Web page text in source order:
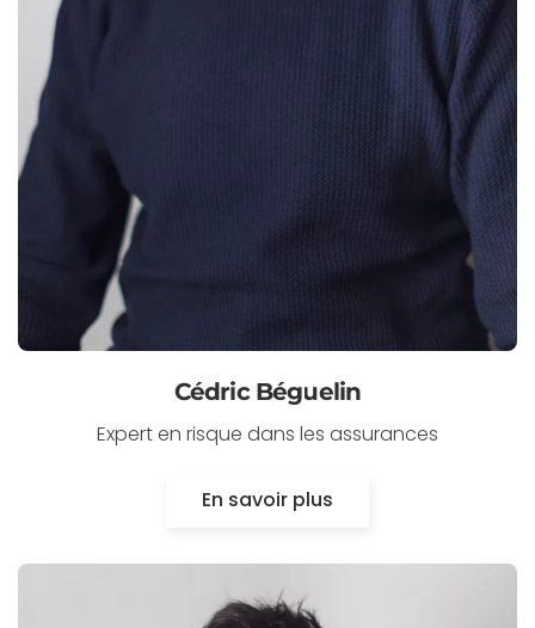
Cédric Béguelin
Expert en risque dans les assurances
En savoir plus